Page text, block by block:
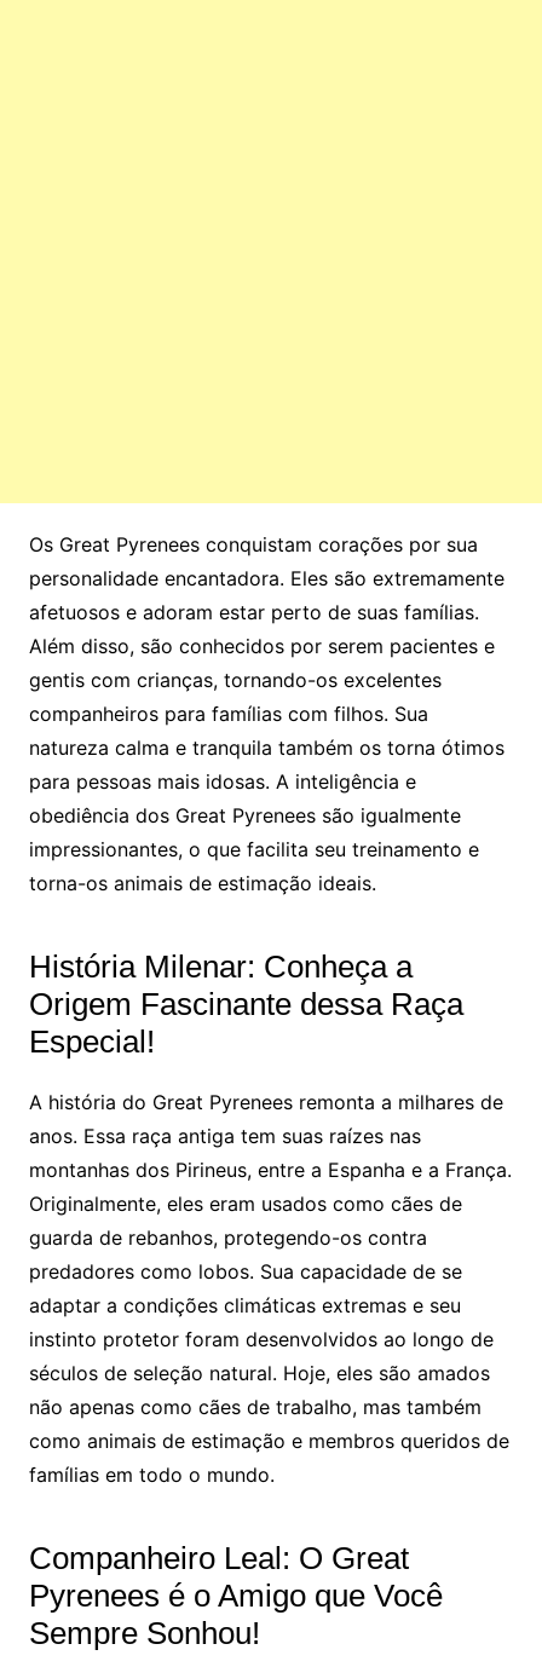
Os Great Pyrenees conquistam corações por sua
personalidade encantadora. Eles são extremamente
afetuosos e adoram estar perto de suas famílias.
Além disso, são conhecidos por serem pacientes e
gentis com crianças, tornando-os excelentes
companheiros para famílias com filhos. Sua
natureza calma e tranquila também os torna ótimos
para pessoas mais idosas. A inteligência e
obediência dos Great Pyrenees são igualmente
impressionantes, o que facilita seu treinamento e
torna-os animais de estimação ideais.
História Milenar: Conheça a
Origem Fascinante dessa Raça
Especial!
A história do Great Pyrenees remonta a milhares de
anos. Essa raça antiga tem suas raízes nas
montanhas dos Pirineus, entre a Espanha e a França.
Originalmente, eles eram usados como cães de
guarda de rebanhos, protegendo-os contra
predadores como lobos. Sua capacidade de se
adaptar a condições climáticas extremas e seu
instinto protetor foram desenvolvidos ao longo de
séculos de seleção natural. Hoje, eles são amados
não apenas como cães de trabalho, mas também
como animais de estimação e membros queridos de
famílias em todo o mundo.
Companheiro Leal: O Great
Pyrenees é o Amigo que Você
Sempre Sonhou!